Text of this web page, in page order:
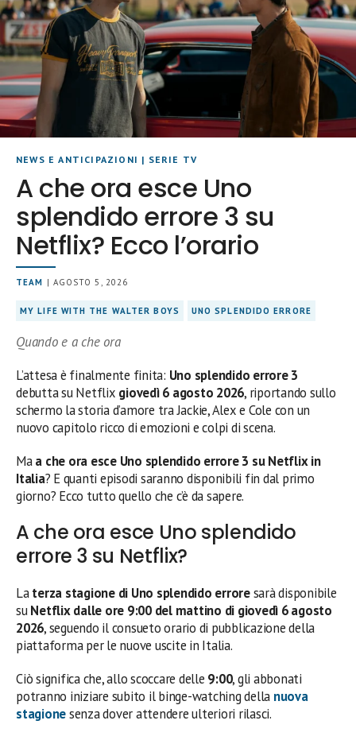
NEWS E ANTICIPAZIONI | SERIE TV
A che ora esce Uno
splendido errore 3 su
Netflix? Ecco l’orario
TEAM | AGOSTO 5, 2026
MY LIFE WITH THE WALTER BOYS UNO SPLENDIDO ERRORE
Quando e a che ora
L’attesa è finalmente finita: Uno splendido errore 3
debutta su Netflix giovedì 6 agosto 2026, riportando sullo
schermo la storia d’amore tra Jackie, Alex e Cole con un
nuovo capitolo ricco di emozioni e colpi di scena.
Maa che ora esce Uno splendido errore 3 su Netflix in
Italia? E quanti episodi saranno disponibili fin dal primo
giorno? Ecco tutto quello che c’è da sapere.
A che ora esce Uno splendido
errore 3 su Netflix?
Laterza stagione di Uno splendido erroresarà disponibile
suNetflix dalle ore 9:00 del mattino di giovedì 6 agosto
2026, seguendo il consueto orario di pubblicazione della
piattaforma per le nuove uscite in Italia.
Ciò significa che, allo scoccare delle 9:00, gli abbonati
potranno iniziare subito il binge-watching della nuova
stagionesenza dover attendere ulteriori rilasci.